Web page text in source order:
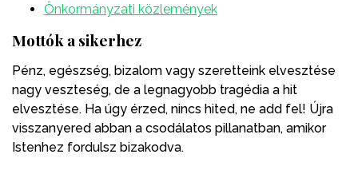
Önkormányzati közlemények
Mottók a sikerhez
Pénz, egészség, bizalom vagy szeretteink elvesztése
nagy veszteség, de a legnagyobb tragédia a hit
elvesztése. Ha úgy érzed, nincs hited, ne add fel! Újra
visszanyered abban a csodálatos pillanatban, amikor
Istenhez fordulsz bizakodva.